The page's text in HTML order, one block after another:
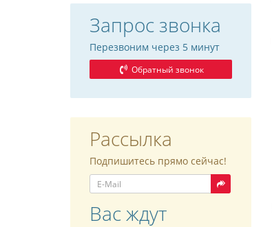
Запрос звонка
Перезвоним через 5 минут
Обратный звонок
Рассылка
Подпишитесь прямо сейчас!
Вас ждут